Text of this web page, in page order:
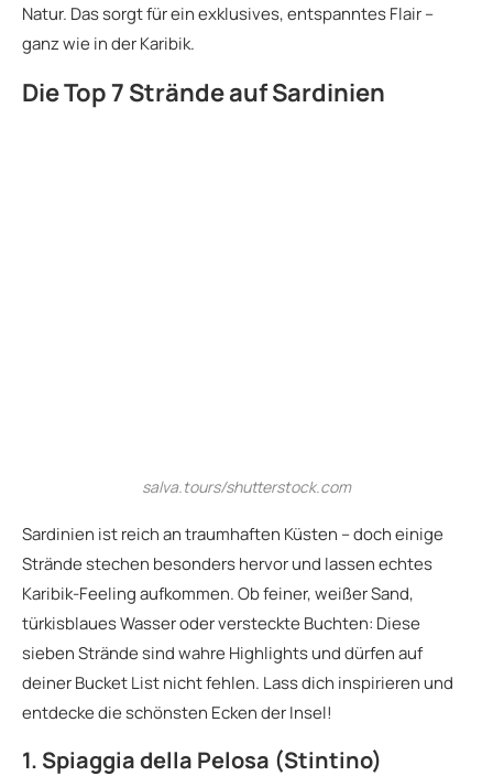
Natur. Das sorgt für ein exklusives, entspanntes Flair –
ganz wie in der Karibik.
Die Top 7 Strände auf Sardinien
salva.tours/shutterstock.com
Sardinien ist reich an traumhaften Küsten – doch einige
Strände stechen besonders hervor und lassen echtes
Karibik-Feeling aufkommen. Ob feiner, weißer Sand,
türkisblaues Wasser oder versteckte Buchten: Diese
sieben Strände sind wahre Highlights und dürfen auf
deiner Bucket List nicht fehlen. Lass dich inspirieren und
entdecke die schönsten Ecken der Insel!
1. Spiaggia della Pelosa (Stintino)